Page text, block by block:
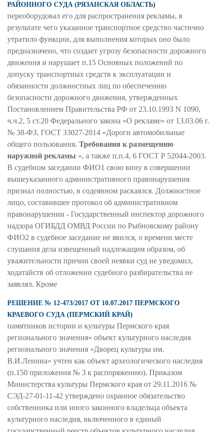
РАЙОННОГО СУДА (РЯЗАНСКАЯ ОБЛАСТЬ)
переоборудовал его для распространения рекламы, в
результате чего указанное транспортное средство частично
утратило функции, для выполнения которых оно было
предназначено, что создает угрозу безопасности дорожного
движения и нарушает п.15 Основных положений по
допуску транспортных средств к эксплуатации и
обязанности должностных лиц по обеспечению
безопасности дорожного движения, утвержденных
Постановлением Правительства РФ от 23.10.1993 N 1090,
ч.ч.2, 5 ст.20 Федерального закона «О рекламе» от 13.03.06 г.
№ 38-ФЗ, ГОСТ 33027-2014 «Дороги автомобильные
общего пользования. Требования к размещению
наружной рекламы », а также п.п.4, 6 ГОСТ Р 52044-2003.
В судебном заседании ФИО1 свою вину в совершении
вышеуказанного административного правонарушения
признал полностью, в содеянном раскаялся. Должностное
лицо, составившее протокол об административном
правонарушении - Государственный инспектор дорожного
надзора ОГИБДД ОМВД России по Рыбновскому району
ФИО2 в судебное заседание не явился, о времени месте
слушания дела извещенный надлежащим образом, об
уважительности причин своей неявки суд не уведомил,
ходатайств об отложении судебного разбирательства не
заявлял. Кроме
РЕШЕНИЕ № 12-473/2017 ОТ 10.07.2017 ПЕРМСКОГО
КРАЕВОГО СУДА (ПЕРМСКИЙ КРАЙ)
памятников истории и культуры Пермского края
регионального значения» объект культурного наследия
регионального значения «Дворец культуры им.
В.И.Ленина» учтен как объект археологического наследия
(п.150 приложения № 3 к распоряжению). Приказом
Министерства культуры Пермского края от 29.11.2016 №
СЭД-27-01-11-42 утверждено охранное обязательство
собственника или иного законного владельца объекта
культурного наследия, включенного в единый